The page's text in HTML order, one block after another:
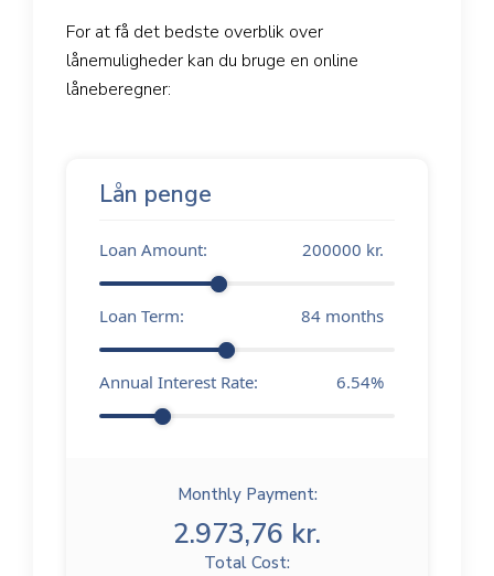
For at få det bedste overblik over
lånemuligheder kan du bruge en online
låneberegner:
Lån penge
Loan Amount: 200000 kr.
Loan Term: 84 months
Annual Interest Rate: 6.54%
Monthly Payment:
2.973,76 kr.
Total Cost: